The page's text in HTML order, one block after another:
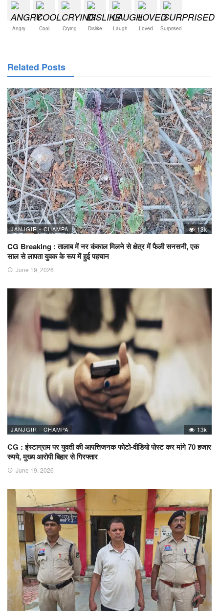
Angry Cool Crying Dislike Laugh Loved Surprised
Related Posts
JANJGIR - CHAMPA 13k
CG Breaking : तालाब में नर कंकाल मिलने से क्षेत्र में फैली सनसनी, एक
साल से लापता युवक के रूप में हुई पहचान
June 19, 2026
JANJGIR - CHAMPA 13k
CG : इंस्टाग्राम पर युवती की आपत्तिजनक फोटो-वीडियो पोस्ट कर मांगे 70 हजार
रुपये, मुख्य आरोपी बिहार से गिरफ्तार
June 19, 2026